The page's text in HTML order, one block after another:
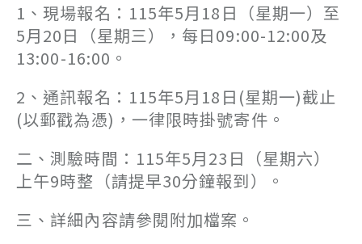
1、現場報名：115年5月18日（星期一）至
5月20日（星期三），每日09:00-12:00及
13:00-16:00。
2、通訊報名：115年5月18日(星期一)截止
(以郵戳為憑)，一律限時掛號寄件。
二、測驗時間：115年5月23日（星期六）
上午9時整（請提早30分鐘報到）。
三、詳細內容請參閱附加檔案。